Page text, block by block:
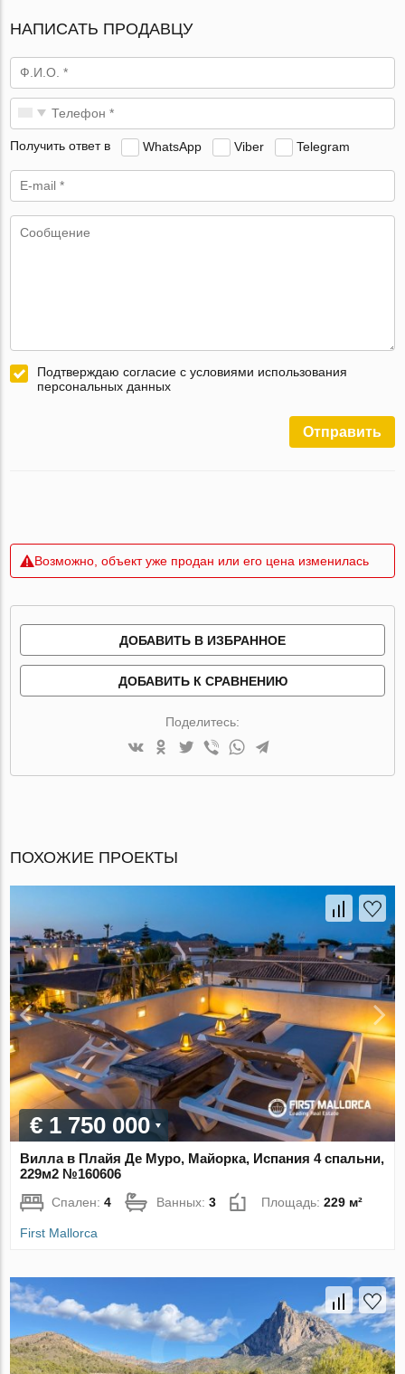
НАПИСАТЬ ПРОДАВЦУ
Получить ответ в WhatsApp Viber Telegram
Подтверждаю согласие с условиями использования
персональных данных
Отправить
Возможно, объект уже продан или его цена изменилась
ДОБАВИТЬ В ИЗБРАННОЕ
ДОБАВИТЬ К СРАВНЕНИЮ
Поделитесь:
ПОХОЖИЕ ПРОЕКТЫ
€ 1 750 000
Вилла в Плайя Де Муро, Майорка, Испания 4 спальни,
229м2 №160606
Спален:4 Ванных:3 Площадь:229 м²
First Mallorca